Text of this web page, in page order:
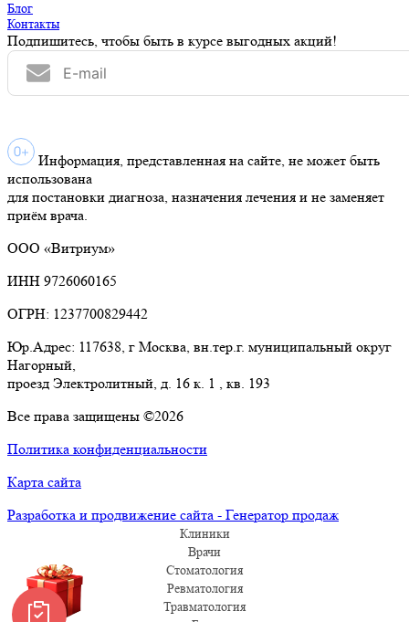
Блог
Контакты
Подпишитесь, чтобы быть в курсе выгодных акций!
Информация, представленная на сайте, не может быть
использована
для постановки диагноза, назначения лечения и не заменяет
приём врача.
ООО «Витриум»
ИНН 9726060165
ОГРН: 1237700829442
Юр.Адрес: 117638, г Москва, вн.тер.г. муниципальный округ
Нагорный,
проезд Электролитный, д. 16 к. 1 , кв. 193
Все права защищены ©2026
Политика конфиденциальности
Карта сайта
Разработка и продвижение сайта - Генератор продаж
Клиники
Врачи
Стоматология
Ревматология
Травматология